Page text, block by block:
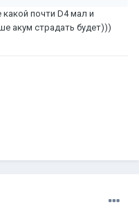
почти D4 мал и
акум страдать будет)))